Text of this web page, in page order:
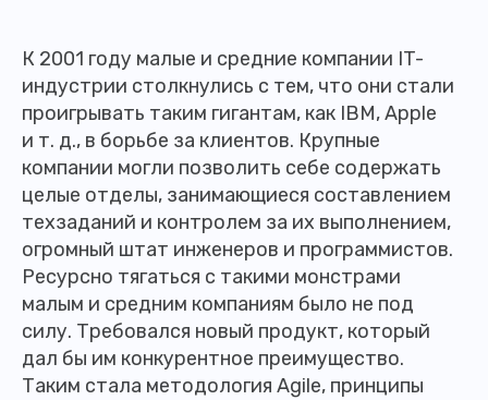
К 2001 году малые и средние компании IT-
индустрии столкнулись с тем, что они стали
проигрывать таким гигантам, как IBM, Apple
и т. д., в борьбе за клиентов. Крупные
компании могли позволить себе содержать
целые отделы, занимающиеся составлением
техзаданий и контролем за их выполнением,
огромный штат инженеров и программистов.
Ресурсно тягаться с такими монстрами
малым и средним компаниям было не под
силу. Требовался новый продукт, который
дал бы им конкурентное преимущество.
Таким стала методология Agile, принципы